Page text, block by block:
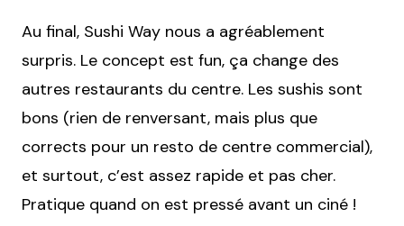
Au final, Sushi Way nous a agréablement
surpris. Le concept est fun, ça change des
autres restaurants du centre. Les sushis sont
bons (rien de renversant, mais plus que
corrects pour un resto de centre commercial),
et surtout, c’est assez rapide et pas cher.
Pratique quand on est pressé avant un ciné !